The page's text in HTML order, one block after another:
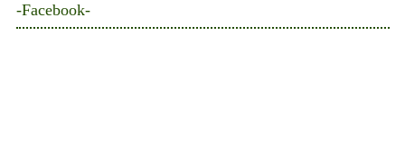
-Facebook-